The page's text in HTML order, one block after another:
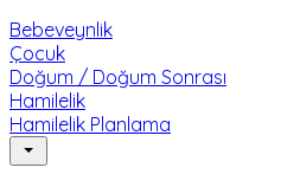
Bebeveynlik
Çocuk
Doğum / Doğum Sonrası
Hamilelik
Hamilelik Planlama